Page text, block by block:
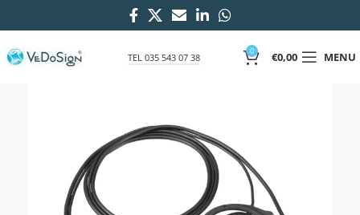
TEL 035 543 07 38
0 €0,00 MENU